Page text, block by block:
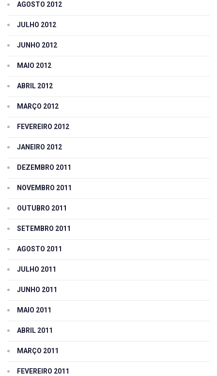
AGOSTO 2012
JULHO 2012
JUNHO 2012
MAIO 2012
ABRIL 2012
MARÇO 2012
FEVEREIRO 2012
JANEIRO 2012
DEZEMBRO 2011
NOVEMBRO 2011
OUTUBRO 2011
SETEMBRO 2011
AGOSTO 2011
JULHO 2011
JUNHO 2011
MAIO 2011
ABRIL 2011
MARÇO 2011
FEVEREIRO 2011